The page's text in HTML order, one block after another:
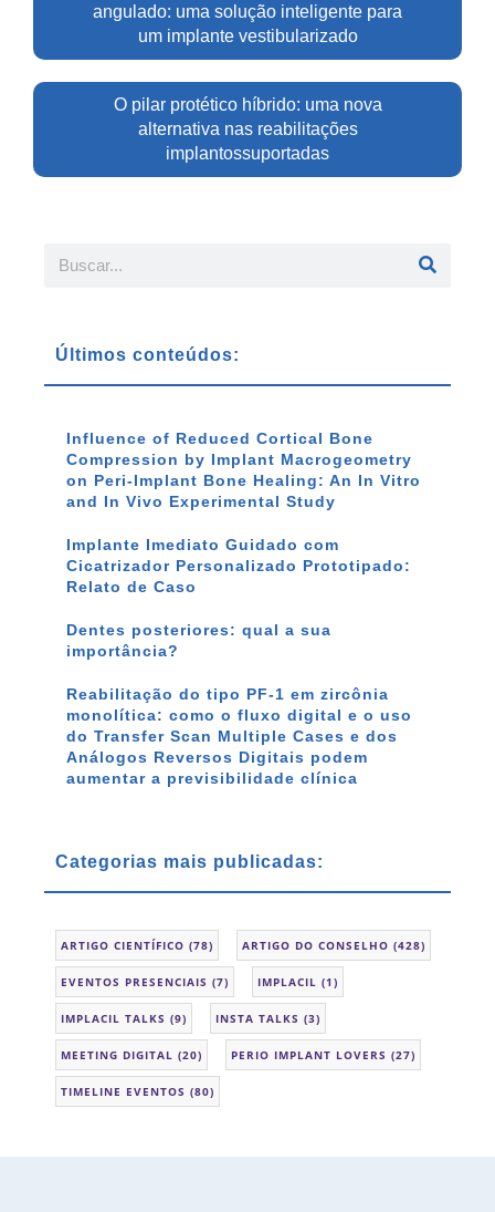
angulado: uma solução inteligente para
um implante vestibularizado
O pilar protético híbrido: uma nova
alternativa nas reabilitações
implantossuportadas
Últimos conteúdos:
Influence of Reduced Cortical Bone
Compression by Implant Macrogeometry
on Peri-Implant Bone Healing: An In Vitro
and In Vivo Experimental Study
Implante Imediato Guidado com
Cicatrizador Personalizado Prototipado:
Relato de Caso
Dentes posteriores: qual a sua
importância?
Reabilitação do tipo PF-1 em zircônia
monolítica: como o fluxo digital e o uso
do Transfer Scan Multiple Cases e dos
Análogos Reversos Digitais podem
aumentar a previsibilidade clínica
Categorias mais publicadas:
ARTIGO CIENTÍFICO (78) ARTIGO DO CONSELHO (428)
EVENTOS PRESENCIAIS (7) IMPLACIL (1)
IMPLACIL TALKS (9) INSTA TALKS (3)
MEETING DIGITAL (20) PERIO IMPLANT LOVERS (27)
TIMELINE EVENTOS (80)